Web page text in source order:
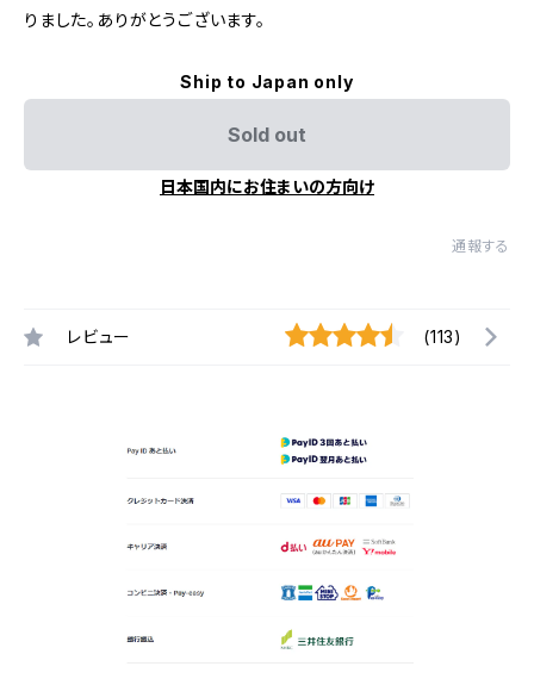
りました。ありがとうございます。
Ship to Japan only
Sold out
日本国内にお住まいの方向け
通報する
レビュー (113)